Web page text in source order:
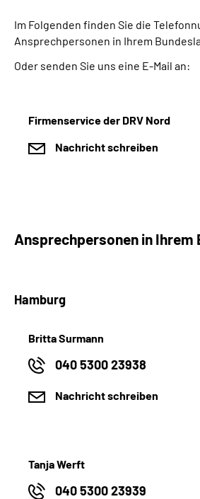
Im Folgenden finden Sie die
Ansprechpersonen in Ihrem
Oder senden Sie uns eine E-Mail an:
Firmenservice der DRV Nord
Nachricht schreiben
Ansprechpersonen in Ihrem
Hamburg
Britta Surmann
040 5300 23938
Nachricht schreiben
Tanja Werft
040 5300 23939